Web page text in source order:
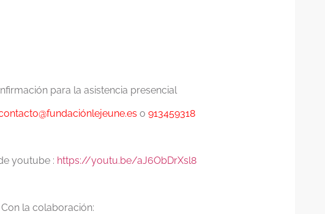
para la asistencia presencial
o 913459318
youtube : https://youtu.be/aJ6ObDrXsl8
Con la colaboración: